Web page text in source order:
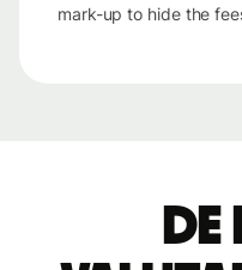
mark-up to hide the